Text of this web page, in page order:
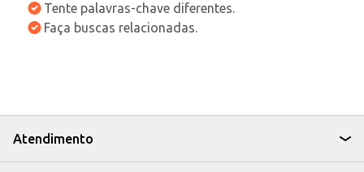
Tente palavras-chave diferentes.
Faça buscas relacionadas.
Atendimento